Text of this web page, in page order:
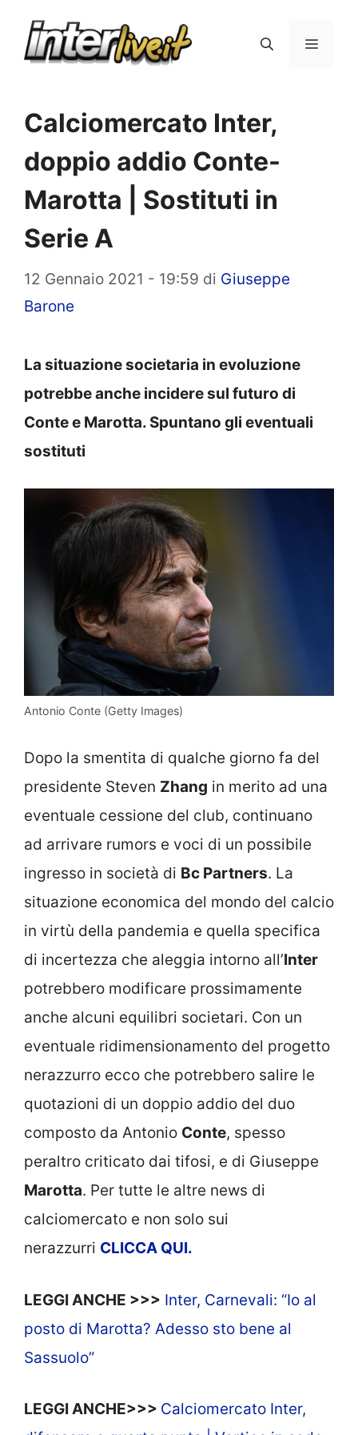
Menu
Calciomercato Inter,
doppio addio Conte-
Marotta | Sostituti in
Serie A
12 Gennaio 2021 - 19:59 di Giuseppe
Barone
La situazione societaria in evoluzione
potrebbe anche incidere sul futuro di
Conte e Marotta. Spuntano gli eventuali
sostituti
Antonio Conte (Getty Images)
Dopo la smentita di qualche giorno fa del
presidente Steven Zhang in merito ad una
eventuale cessione del club, continuano
ad arrivare rumors e voci di un possibile
ingresso in società di Bc Partners. La
situazione economica del mondo del calcio
in virtù della pandemia e quella specifica
di incertezza che aleggia intorno all’Inter
potrebbero modificare prossimamente
anche alcuni equilibri societari. Con un
eventuale ridimensionamento del progetto
nerazzurro ecco che potrebbero salire le
quotazioni di un doppio addio del duo
composto da Antonio Conte, spesso
peraltro criticato dai tifosi, e di Giuseppe
Marotta. Per tutte le altre news di
calciomercato e non solo sui
nerazzurri CLICCA QUI.
LEGGI ANCHE >>> Inter, Carnevali: “Io al
posto di Marotta? Adesso sto bene al
Sassuolo”
LEGGI ANCHE>>> Calciomercato Inter,